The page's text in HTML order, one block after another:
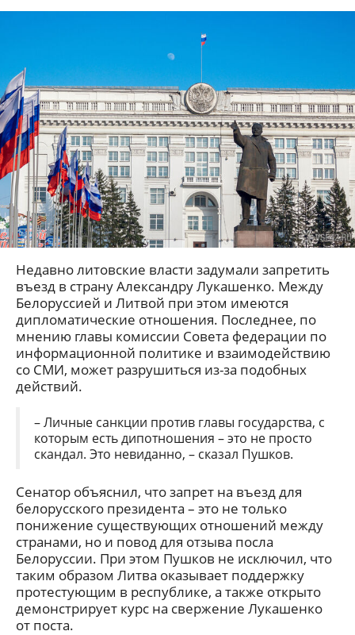
Недавно литовские власти задумали запретить
въезд в страну Александру Лукашенко. Между
Белоруссией и Литвой при этом имеются
дипломатические отношения. Последнее, по
мнению главы комиссии Совета федерации по
информационной политике и взаимодействию
со СМИ, может разрушиться из-за подобных
действий.
– Личные санкции против главы государства, с
которым есть дипотношения – это не просто
скандал. Это невиданно, – сказал Пушков.
Сенатор объяснил, что запрет на въезд для
белорусского президента – это не только
понижение существующих отношений между
странами, но и повод для отзыва посла
Белоруссии. При этом Пушков не исключил, что
таким образом Литва оказывает поддержку
протестующим в республике, а также открыто
демонстрирует курс на свержение Лукашенко
от поста.